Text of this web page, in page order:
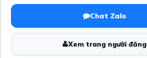
Chat Zalo
Xem trang người đăng